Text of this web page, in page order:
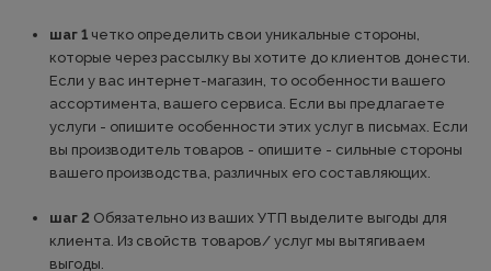
шаг 1 четко определить свои уникальные стороны,
которые через рассылку вы хотите до клиентов донести.
Если у вас интернет-магазин, то особенности вашего
ассортимента, вашего сервиса. Если вы предлагаете
услуги - опишите особенности этих услуг в письмах. Если
вы производитель товаров - опишите - сильные стороны
вашего производства, различных его составляющих.
шаг 2 Обязательно из ваших УТП выделите выгоды для
клиента. Из свойств товаров/ услуг мы вытягиваем
выгоды.